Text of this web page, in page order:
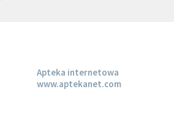
Apteka internetowa
www.aptekanet.com